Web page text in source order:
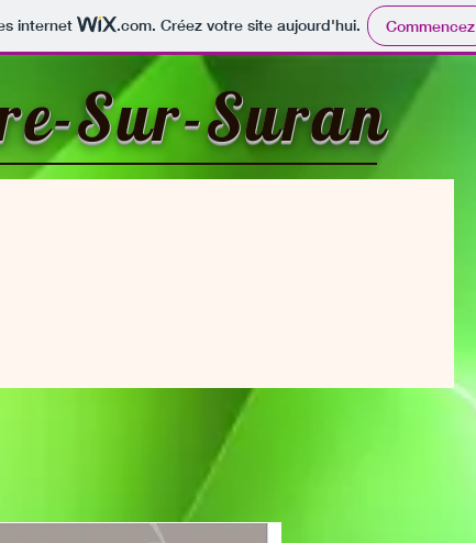
internet .com. Créez votre site aujourd'hui. Commencez
Sur-Suran